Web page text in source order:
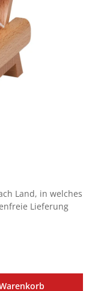
Land, in welches
Lieferung